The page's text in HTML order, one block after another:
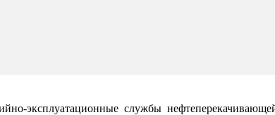
эксплуатационные службы